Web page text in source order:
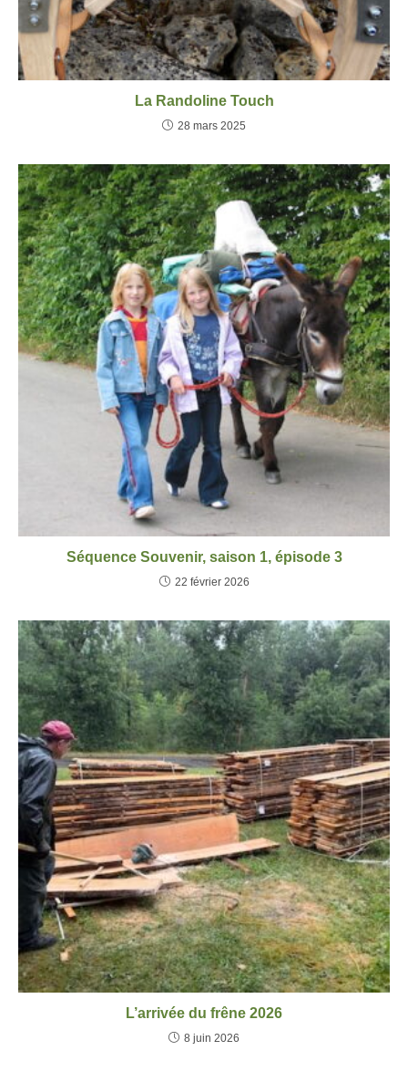
La Randoline Touch
28 mars 2025
Séquence Souvenir, saison 1, épisode 3
22 février 2026
L’arrivée du frêne 2026
8 juin 2026